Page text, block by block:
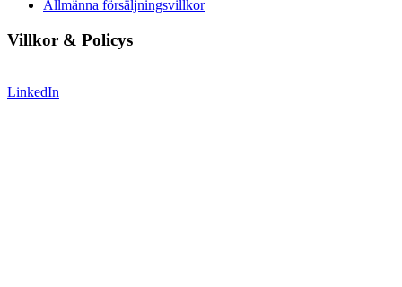
Allmänna försäljningsvillkor
Villkor & Policys
LinkedIn